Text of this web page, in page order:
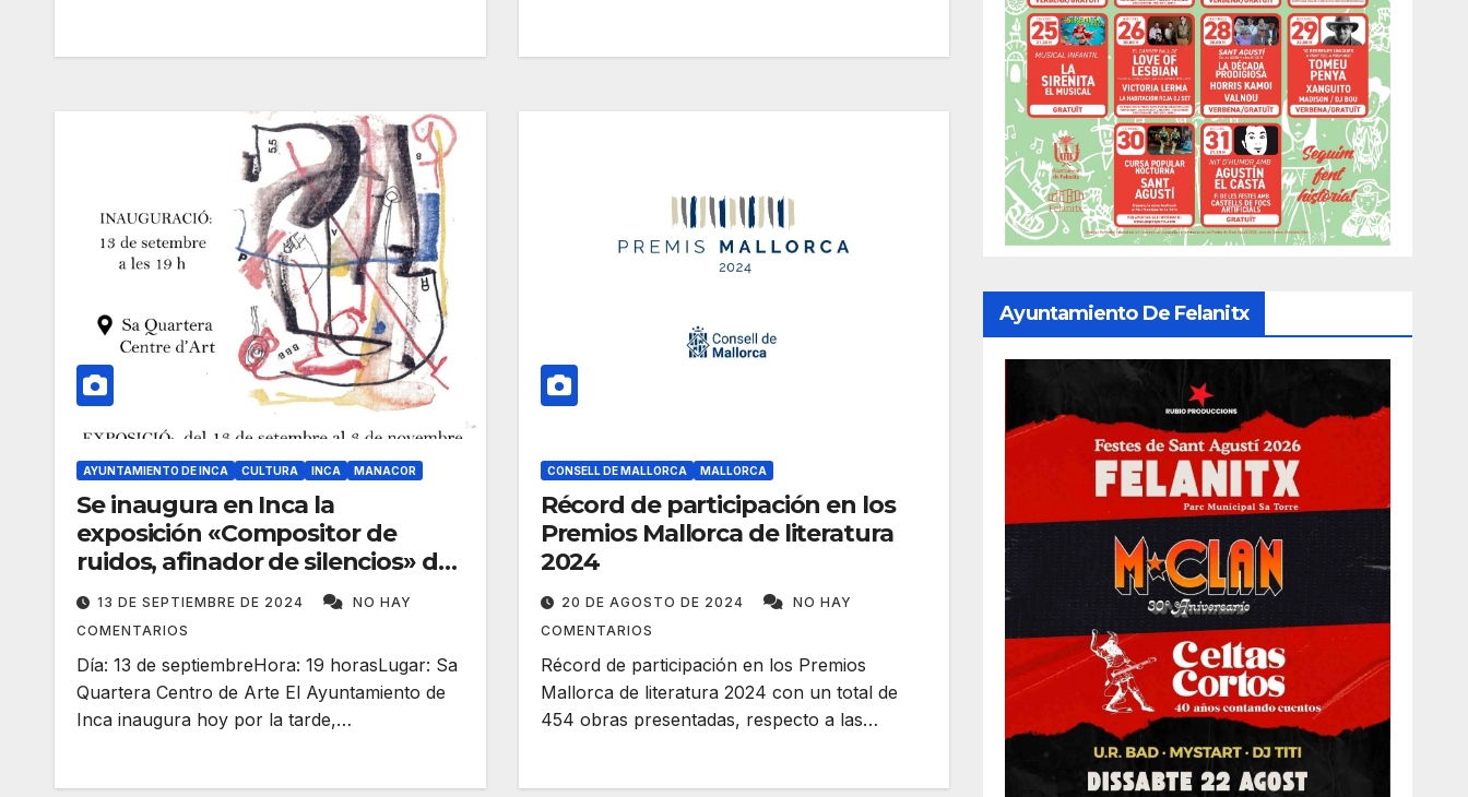
AYUNTAMIENTO DE INCA CULTURA INCA MANACOR
Se inaugura en Inca la
exposición «Compositor de
ruidos, afinador de silencios» de
Lluís Maicas
13 DE SEPTIEMBRE DE 2024
NO HAY
COMENTARIOS
Día: 13 de septiembreHora: 19 horasLugar: Sa
Quartera Centro de Arte El Ayuntamiento de
Inca inaugura hoy por la tarde,…
CONSELL DE MALLORCA MALLORCA
Récord de participación en los
Premios Mallorca de literatura
2024
20 DE AGOSTO DE 2024
NO HAY
COMENTARIOS
Récord de participación en los Premios
Mallorca de literatura 2024 con un total de
454 obras presentadas, respecto a las…
Ayuntamiento De Felanitx